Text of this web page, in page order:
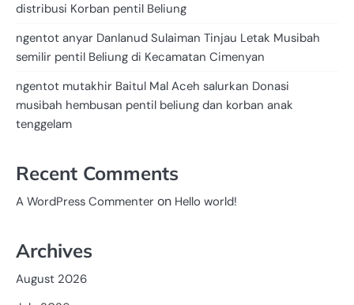
distribusi Korban pentil Beliung
ngentot anyar Danlanud Sulaiman Tinjau Letak Musibah
semilir pentil Beliung di Kecamatan Cimenyan
ngentot mutakhir Baitul Mal Aceh salurkan Donasi
musibah hembusan pentil beliung dan korban anak
tenggelam
Recent Comments
A WordPress Commenter on Hello world!
Archives
August 2026